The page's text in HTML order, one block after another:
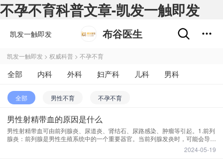
不孕不育科普文章-凯发一触即发
凯发一触即发 布谷医生
凯发一触即发 > 权威科普 > 不孕不育
全部 内科 外科 妇产科 儿科
男科
肿瘤科
不孕不育 五官科
皮肤性病科
中医科
中西医结合科
医学影像和放射治疗科
药剂科 其他
全部 男性不育 不孕不育
男性射精带血的原因是什么
男性射精带血可由前列腺炎、尿道炎、肾结石、尿路感染、肿瘤等引起。1.前列
腺炎：前列腺是男性生殖系统中的一个重要器官。当前列腺发炎时，可能会导致
射精带血。2.尿道炎：尿道是连接泌尿系统和生殖系统的通道，当尿道发炎时，
也可能导致射精带血。3.肾结石：肾结石是一种常见的泌尿系统疾病。当结石从
2024-05-19